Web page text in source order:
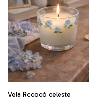
Vela Rococó celeste